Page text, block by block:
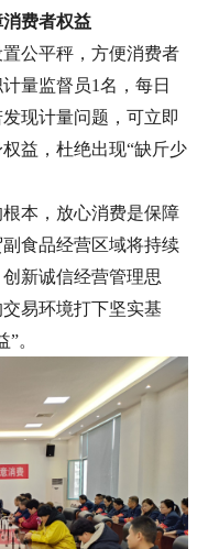
费者权益
公平秤，方便消费者
量监督员1名，每日
现计量问题，可立即
益，杜绝出现“缺斤少
本，放心消费是保障
食品经营区域将持续
新诚信经营管理思
易环境打下坚实基
。